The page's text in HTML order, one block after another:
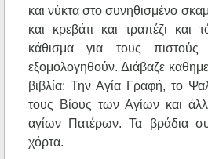
και νύκτα στο συνηθισμένο
και κρεβάτι και τραπέζι και
κάθισμα για τους
εξομολογηθούν. Διάβαζε
βιβλία: Την Αγία Γραφή, το
τους Βίους των Αγίων και
αγίων Πατέρων. Τα βράδια
χόρτα.